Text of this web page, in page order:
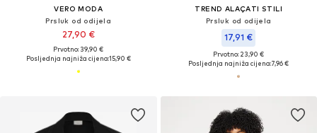
VERO MODA
Prsluk od odijela
27,90 €
Prvotno: 39,90 €
Posljednja najniža cijena:15,90 €
TREND ALAÇATI STILI
Prsluk od odijela
17,91 €
Prvotno: 23,90 €
Posljednja najniža cijena:7,96 €